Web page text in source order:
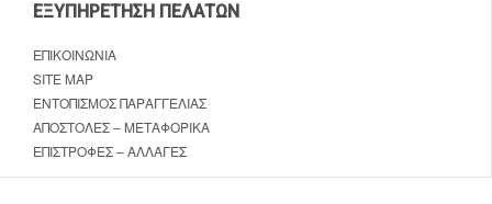
ΕΞΥΠΗΡΈΤΗΣΗ ΠΕΛΑΤΏΝ
ΕΠΙΚΟΙΝΩΝΊΑ
SITE MAP
ΕΝΤΟΠΙΣΜΌΣ ΠΑΡΑΓΓΕΛΊΑΣ
ΑΠΟΣΤΟΛΈΣ – ΜΕΤΑΦΟΡΙΚΆ
ΕΠΙΣΤΡΟΦΈΣ – ΑΛΛΑΓΈΣ